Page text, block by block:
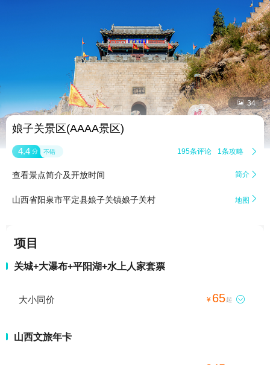
 34
娘子关景区(AAAA景区)
4.4 分 不错 195条评论 1条攻略 
查看景点简介及开放时间 简介 
山西省阳泉市平定县娘子关镇娘子关村 地图 
项目
关城+大瀑布+平阳湖+水上人家套票
大小同价 ¥ 65起 
山西文旅年卡